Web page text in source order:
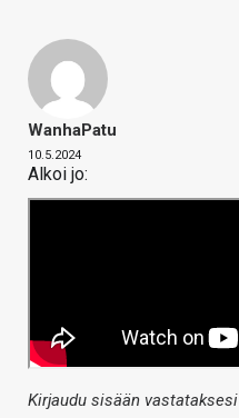
WanhaPatu
10.5.2024
Alkoi jo:
Kirjaudu sisään vastataksesi